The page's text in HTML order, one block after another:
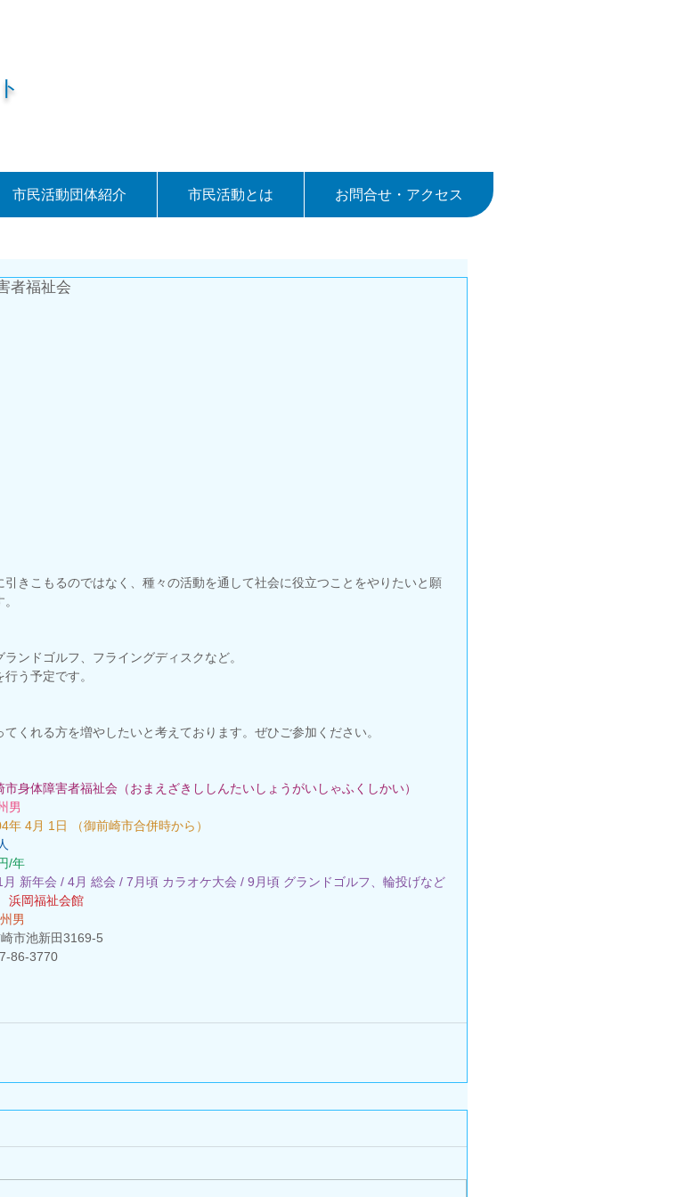
市民活動団体紹介 市民活動とは お問合せ・アクセス
者福祉会
引きこもるのではなく、種々の活動を通して社会に役立つことをやりたいと願
ンドゴルフ、フライングディスクなど。
う予定です。
てくれる方を増やしたいと考えております。ぜひご参加ください。
身体障害者福祉会（おまえざきししんたいしょうがいしゃふくしかい）
男
4月 1日 （御前崎市合併時から）
/年
新年会 / 4月 総会 / 7月頃 カラオケ大会 / 9月頃 グランドゴルフ、輪投げなど
浜岡福祉会館
男
市池新田3169-5
86-3770